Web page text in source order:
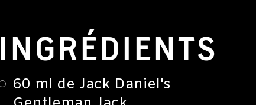
INGRÉDIENTS
60 ml de Jack Daniel's